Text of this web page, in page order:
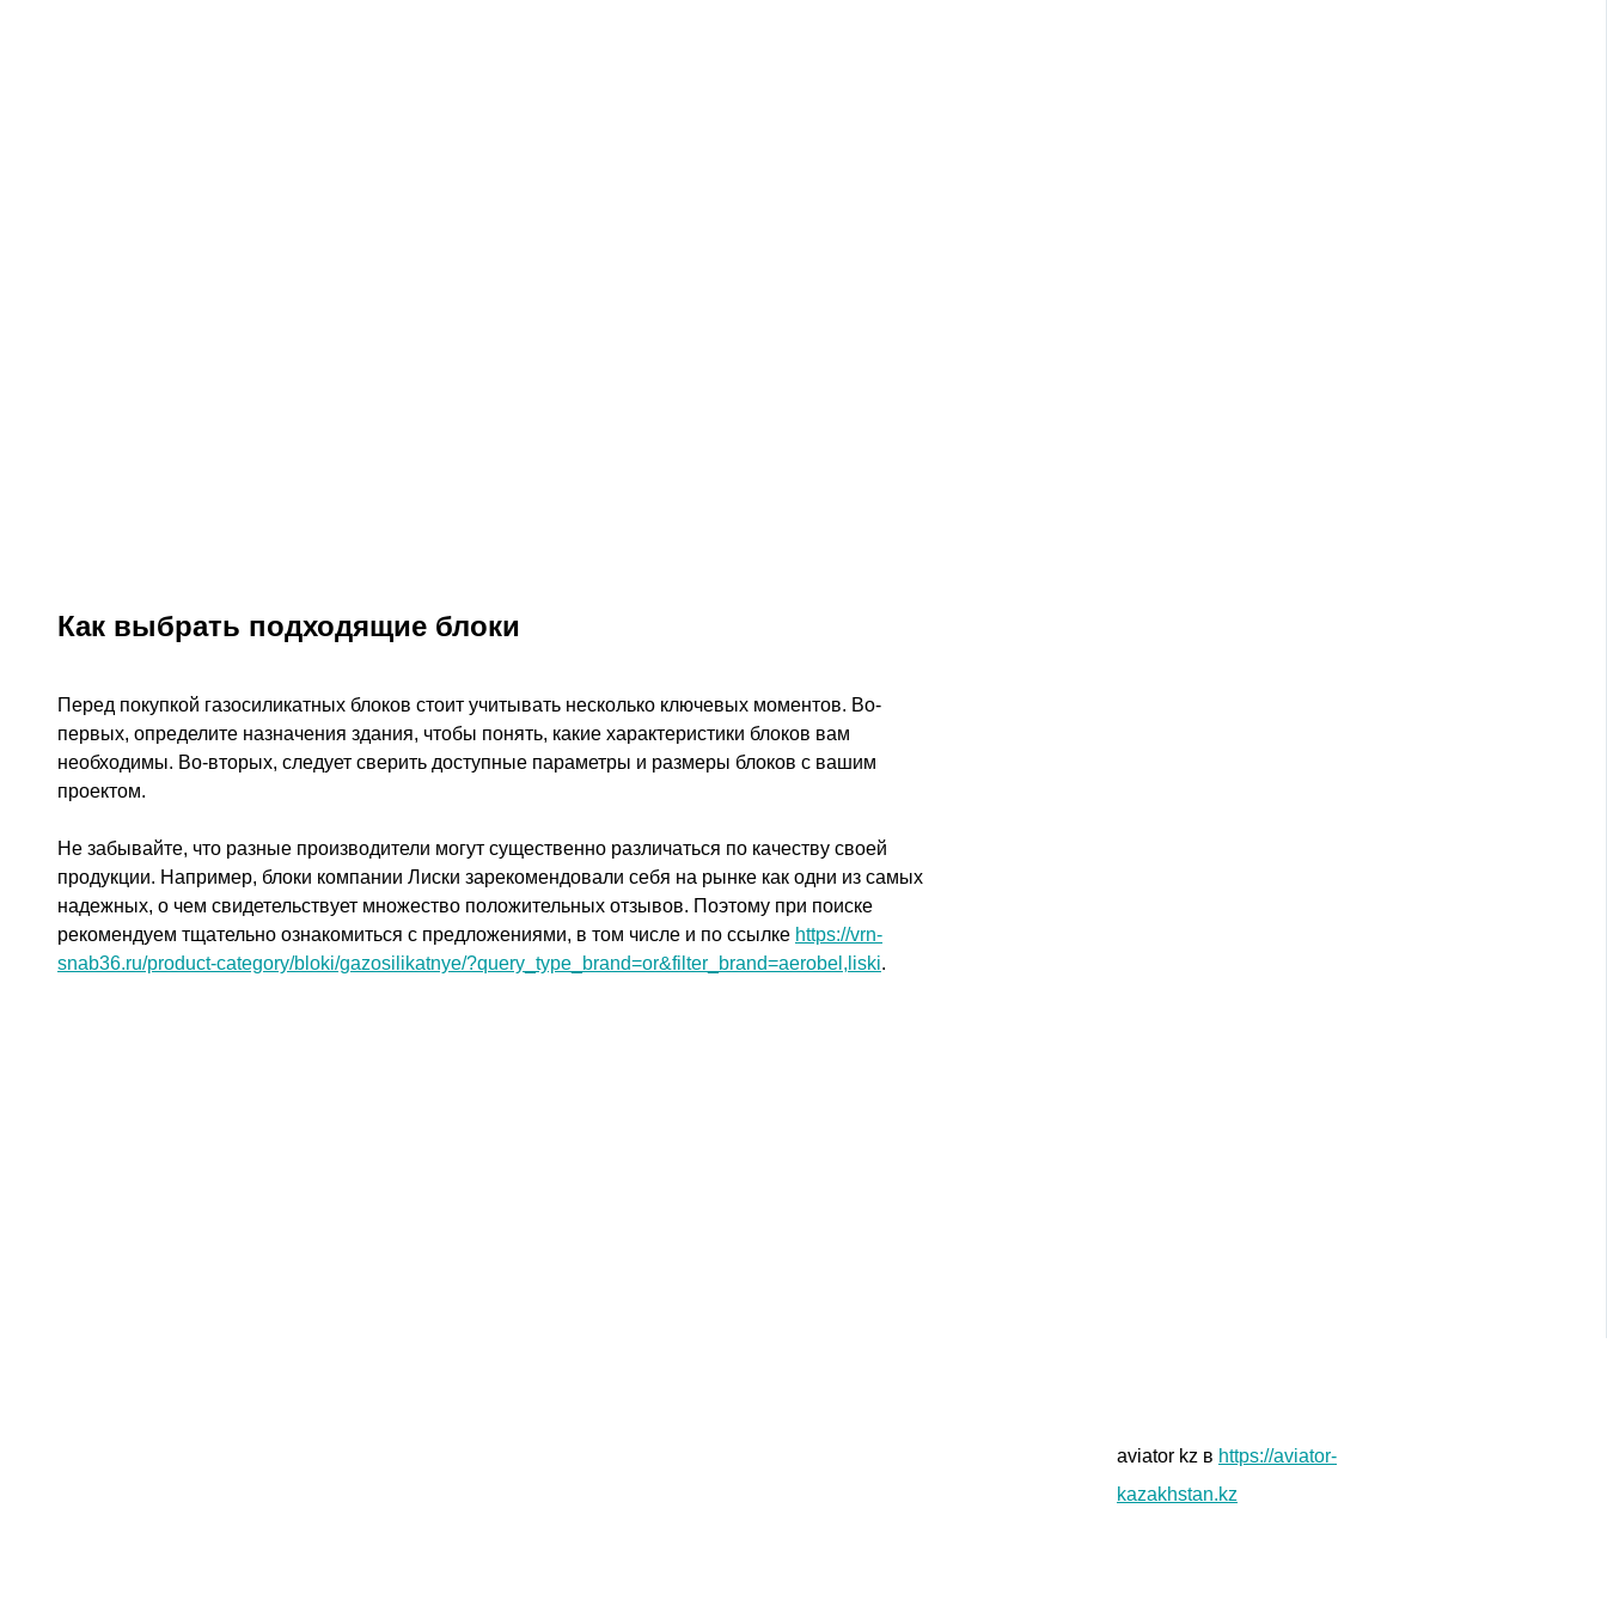
Как выбрать подходящие блоки
Перед покупкой газосиликатных блоков стоит учитывать несколько ключевых моментов. Во-
первых, определите назначения здания, чтобы понять, какие характеристики блоков вам
необходимы. Во-вторых, следует сверить доступные параметры и размеры блоков с вашим
проектом.
Не забывайте, что разные производители могут существенно различаться по качеству своей
продукции. Например, блоки компании Лиски зарекомендовали себя на рынке как одни из самых
надежных, о чем свидетельствует множество положительных отзывов. Поэтому при поиске
рекомендуем тщательно ознакомиться с предложениями, в том числе и по ссылке https://vrn-
snab36.ru/product-category/bloki/gazosilikatnye/?query_type_brand=or&filter_brand=aerobel,liski.
aviator kz в https://aviator-
kazakhstan.kz